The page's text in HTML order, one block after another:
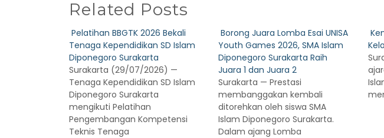
Related Posts
Pelatihan BBGTK 2026 Bekali
Tenaga Kependidikan SD Islam
Diponegoro Surakarta
Surakarta (29/07/2026) —
Tenaga Kependidikan SD Islam
Diponegoro Surakarta
mengikuti Pelatihan
Pengembangan Kompetensi
Teknis Tenaga
Borong Juara Lomba Esai UNISA
Youth Games 2026, SMA Islam
Diponegoro Surakarta Raih
Juara 1 dan Juara 2
Surakarta — Prestasi
membanggakan kembali
ditorehkan oleh siswa SMA
Islam Diponegoro Surakarta.
Dalam ajang Lomba